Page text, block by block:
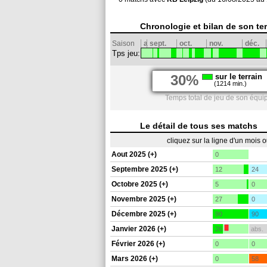
Chronologie et bilan de son
Saison a sept. oct. nov. déc.
Tps jeu:
30% sur le terrain
(1214 min.)
Temps total de jeu de son
Le détail de tous ses matchs
cliquez sur la ligne d'un mois
Aout 2025 (+)
0
Septembre 2025 (+) 12 24
Octobre 2025 (+) 5 0
Novembre 2025 (+) 27 0
Décembre 2025 (+) 90 90
Janvier 2026 (+) 26 abs.
Février 2026 (+) 0 0
Mars 2026 (+) 0 58